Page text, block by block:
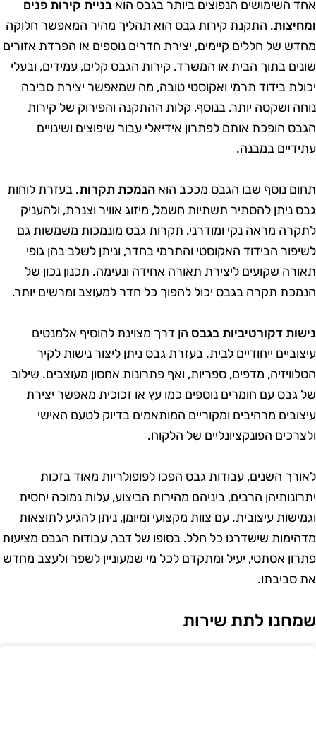
השימושים הנפוצים ביותר בגבס הואבניית קירות פנים
. התקנת קירות גבס הוא תהליך מהיר המאפשר חלוקה
של חללים קיימים, יצירת חדרים נוספים או הפרדת אזורים
בתוך הבית או המשרד. קירות הגבס קלים, עמידים, ובעלי
בידוד תרמי ואקוסטי טובה, מה שמאפשר יצירת סביבה
ושקטה יותר. בנוסף, קלות ההתקנה והפירוק של קירות
הופכת אותם לפתרון אידיאלי עבור שיפוצים ושינויים
במבנה.
נוסף שבו הגבס מככב הואהנמכת תקרות. בעזרת לוחות
ניתן להסתיר תשתיות חשמל, מיזוג אוויר וצנרת, ולהעניק
מראה נקי ומודרני. תקרות גבס מונמכות משמשות גם
הבידוד האקוסטי והתרמי בחדר, וניתן לשלב בהן גופי
שקועים ליצירת תאורה אחידה ונעימה. תכנון נכון של
תקרה בגבס יכול להפוך כל חדר למעוצב ומרשים יותר.
דקורטיביות בגבסהן דרך מצוינת להוסיף אלמנטים
ייחודיים לבית. בעזרת גבס ניתן ליצור נישות לקיר
מדפים, ספריות, ואף פתרונות אחסון מעוצבים. שילוב
גבס עם חומרים נוספים כמו עץ או זכוכית מאפשר יצירת
מרהיבים ומקוריים המותאמים בדיוק לטעם האישי
הפונקציונליים של הלקוח.
השנים, עבודות גבס הפכו לפופולריות מאוד בזכות
הרבים, ביניהם מהירות הביצוע, עלות נמוכה יחסית
עיצובית. עם צוות מקצועי ומיומן, ניתן להגיע לתוצאות
שישדרגו כל חלל. בסופו של דבר, עבודות הגבס מציעות
אסתטי, יעיל ומתקדם לכל מי שמעוניין לשפר ולעצב מחדש
סביבתו.
לתת שירות